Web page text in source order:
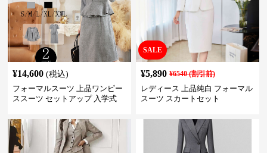
¥14,600 (税込)
フォーマルスーツ 上品ワンピー
ススーツ セットアップ 入学式
SALE
¥5,890 ¥6540(割引前)
レディース 上品純白 フォーマル
スーツ スカートセット